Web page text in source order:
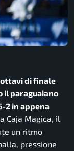
ottavi di finale
il paraguaiano
2 in appena
Caja Magica, il
un ritmo
pressione